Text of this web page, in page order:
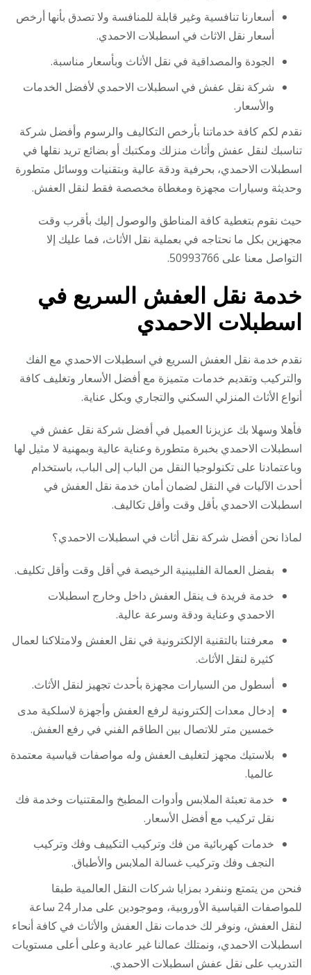
أسعارنا تنافسية وغير قابلة للمنافسة ولا تصدق بأنها أرخص
أسعار نقل الاثاث في اسطبلات الاحمدي.
الجودة والمصداقية في نقل الأثاث وبأسعار مناسبة.
شركة نقل عفش في اسطبلات الاحمدي لأفضل الخدمات
والأسعار.
نقدم لكم كافة خدماتنا بأرخص التكاليف والرسوم وأفضل شركة
تناسبك لنقل عفش وأثاث منزلك ومكتبك أو بضائع تريد نقلها في
اسطبلات الاحمدي، بحرفية ودقة عالية وبتقنيات ووسائل متطورة
وحديثة وسيارات مجهزة ومغطاة مخصصة فقط لنقل العفش.
حيث نقوم بتغطية كافة المناطق والوصول إليك بأقرب وقت
مجهزين بكل ما نحتاجه في بعملية نقل الأثاث، فما عليك إلا
التواصل معنا على 50993766.
خدمة نقل العفش السريع في
اسطبلات الاحمدي
نقدم خدمة نقل العفش السريع في اسطبلات الاحمدي مع الفك
والتركيب وتقديم خدمات متميزة مع أفضل الأسعار وتغليف كافة
أنواع الأثاث المنزلي السكني والتجاري وبكل عناية.
فأهلا وسهلا بك عزيزنا العميل في أفضل شركة نقل عفش في
اسطبلات الاحمدي بخبرة متطورة وعناية عالية وبمهنية لا مثيل لها
وباعتمادنا على تكنولوجيا النقل من الباب إلى الباب، باستخدام
أحدث الآليات في النقل لضمان أمان خدمة نقل العفش في
اسطبلات الاحمدي بأقل وقت وأقل تكاليف.
لماذا نحن أفضل شركة نقل أثاث في اسطبلات الاحمدي؟
بفضل العمالة الفلبينية الرخيصة في أقل وقت وأقل تكليف.
خدمة فريدة ف ينقل العفش داخل وخارج اسطبلات
الاحمدي وعناية ودقة وسرعة عالية.
معرفتنا بالتقنية الإلكترونية في نقل العفش ولامتلاكنا لعمال
كثيرة لنقل الأثاث.
أسطول من السيارات مجهزة بأحدث تجهيز لنقل الأثاث.
إدخال معدات إلكترونية لرفع العفش وأجهزة لاسلكية مدى
خمسين متر للاتصال بين الطاقم الفني في رفع العفش.
بلاستيك مجهز لتغليف العفش وله مواصفات قياسية معتمدة
عالميا.
خدمة تعبئة الملابس وأدوات المطبخ والمقتنيات وخدمة فك
نقل تركيب مع أفضل الأسعار.
خدمات كهربائية من فك وتركيب التكييف وفك وتركيب
النجف وفك وتركيب غسالة الملابس والأطباق.
فنحن من يتمتع وننفرد بمزايا شركات النقل العالمية طبقا
للمواصفات القياسية الأوروبية، وموجودين على مدار 24 ساعة
لنقل العفش، ونوفر لك خدمات نقل العفش والأثاث في كافة أنحاء
اسطبلات الاحمدي، ونمتلك عمالنا غير عادية وعلى أعلى مستويات
التدريب على نقل عفش اسطبلات الاحمدي.